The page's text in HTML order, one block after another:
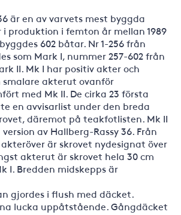
är en av varvets mest byggda
i produktion i femton år mellan 1989
602 båtar. Nr 1-256 från
som Mark I, nummer 257-602 från
II. Mk I har positiv akter och
smalare akterut ovanför
med Mk II. De cirka 23 första
en avvisarlist under den breda
däremot på teakfotlisten. Mk II
av Hallberg-Rassy 36. Från
är skrovet nydesignat över
akterut är skrovet hela 30 cm
I. Bredden midskepps är
gjordes i flush med däcket.
lucka uppåtstående. Gångdäcket